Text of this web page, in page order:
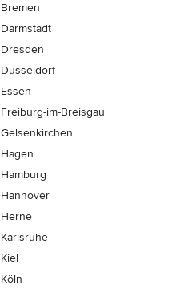
Bremen
Darmstadt
Dresden
Düsseldorf
Essen
Freiburg-im-Breisgau
Gelsenkirchen
Hagen
Hamburg
Hannover
Herne
Karlsruhe
Kiel
Köln